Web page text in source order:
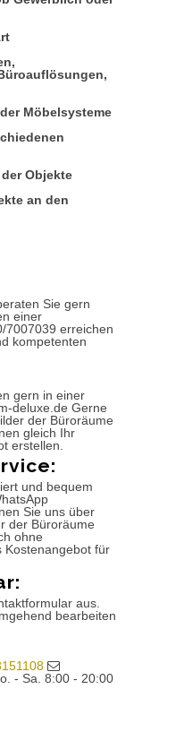
Möbelsysteme
Objekte
an den
Sie gern
einer
7007039 erreichen
kompetenten
gern in einer
deluxe.de Gerne
der Büroräume
gleich Ihr
erstellen.
und bequem
Sie uns über
der Büroräume
ohne
Kostenangebot für
aus.
bearbeiten
- Sa. 8:00 - 20:00